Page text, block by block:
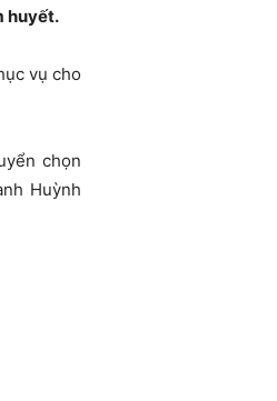
huyết.
vụ cho
chọn
Huỳnh